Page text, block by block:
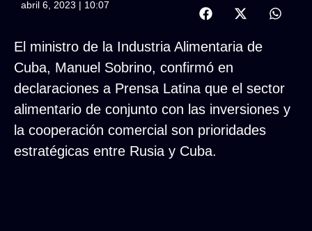
abril 6, 2023 | 10:07
El ministro de la Industria Alimentaria de
Cuba, Manuel Sobrino, confirmó en
declaraciones a Prensa Latina que el sector
alimentario de conjunto con las inversiones y
la cooperación comercial son prioridades
estratégicas entre Rusia y Cuba.